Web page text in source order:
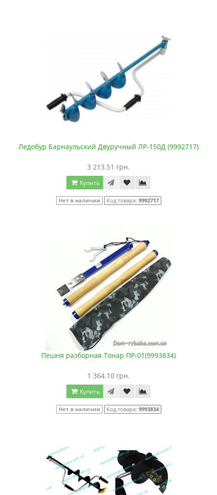
Ледобур Барнаульский Двуручный ЛР-150Д (9992717)
3 213.51 грн.
Купить
Нет в наличии Код товара: 9992717
Пешня разборная Тонар ПР-01(9993834)
1 364.10 грн.
Купить
Нет в наличии Код товара: 9993834